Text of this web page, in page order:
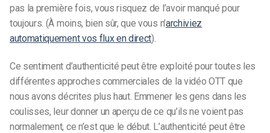
pas la première fois, vous risquez de l’avoir manqué pour
toujours. (À moins, bien sûr, que vous n’archiviez
automatiquement vos flux en direct).
Ce sentiment d’authenticité peut être exploité pour toutes les
différentes approches commerciales de la vidéo OTT que
nous avons décrites plus haut. Emmener les gens dans les
coulisses, leur donner un aperçu de ce qu’ils ne voient pas
normalement, ce n’est que le début. L’authenticité peut être